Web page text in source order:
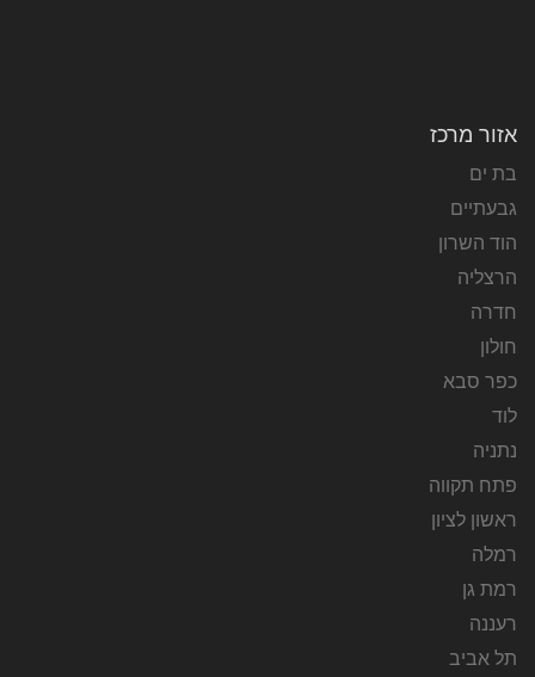
אזור מרכז
בת ים
גבעתיים
הוד השרון
הרצליה
חדרה
חולון
כפר סבא
לוד
נתניה
פתח תקווה
ראשון לציון
רמלה
רמת גן
רעננה
תל אביב